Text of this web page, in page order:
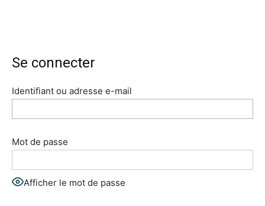
Se connecter
Identifiant ou adresse e-mail
Mot de passe
Afficher le mot de passe